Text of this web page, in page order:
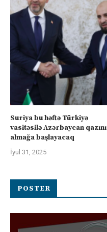
Suriya bu həftə Türkiyə
vasitəsilə Azərbaycan qazını
almağa başlayacaq
İyul 31, 2025
POSTER